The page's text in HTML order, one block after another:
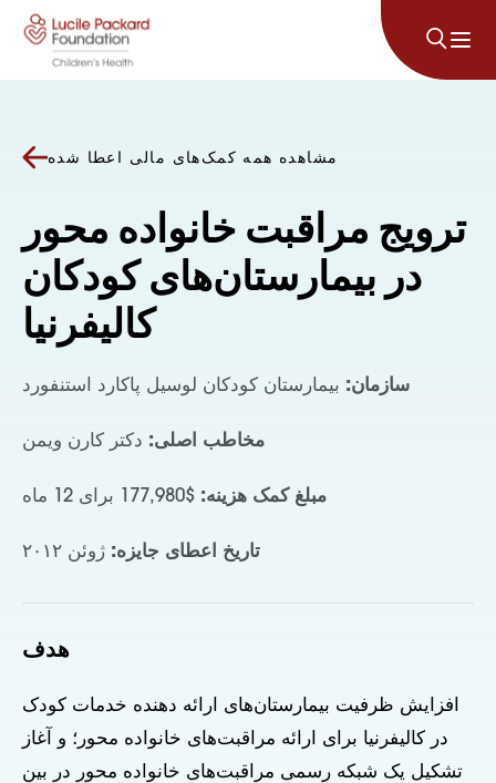
پرش به محتوا
مشاهده همه کمک‌های مالی اعطا شده
ترویج مراقبت خانواده محور
در بیمارستان‌های کودکان
کالیفرنیا
سازمان: بیمارستان کودکان لوسیل پاکارد استنفورد
مخاطب اصلی: دکتر کارن ویمن
مبلغ کمک هزینه: $177,980 برای 12 ماه
تاریخ اعطای جایزه: ژوئن ۲۰۱۲
هدف
افزایش ظرفیت بیمارستان‌های ارائه دهنده خدمات کودک
در کالیفرنیا برای ارائه مراقبت‌های خانواده محور؛ و آغاز
تشکیل یک شبکه رسمی مراقبت‌های خانواده محور در بین